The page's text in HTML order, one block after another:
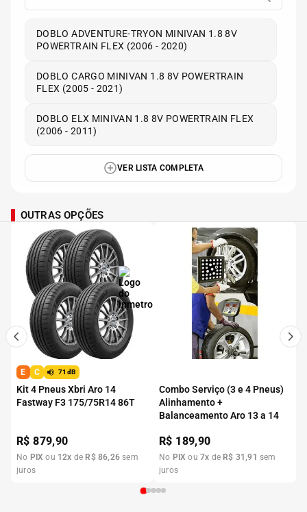
DOBLO ADVENTURE-TRYON MINIVAN 1.8 8V
POWERTRAIN FLEX (2006 - 2020)
DOBLO CARGO MINIVAN 1.8 8V POWERTRAIN
FLEX (2005 - 2021)
DOBLO ELX MINIVAN 1.8 8V POWERTRAIN FLEX
(2006 - 2011)
VER LISTA COMPLETA
OUTRAS OPÇÕES
E C 71dB
Kit 4 Pneus Xbri Aro 14
Fastway F3 175/75R14 86T
R$879,90
No PIX ou 12x de R$ 86,26 sem
juros
Combo Serviço (3 e 4 Pneus)
Alinhamento +
Balanceamento Aro 13 a 14
R$ 189,90
No PIX ou7x de R$ 31 ,91 sem
juros